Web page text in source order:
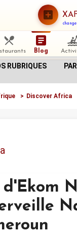
XAF
Blog
RUBRIQUES
> Discover Africa
d'Ekom